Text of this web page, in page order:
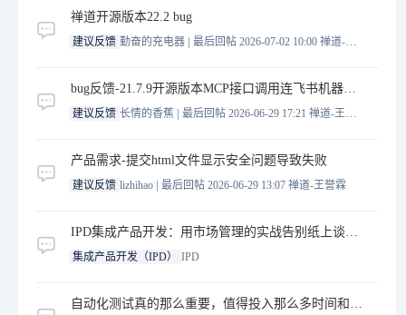
禅道开源版本22.2 bug
建议反馈 勤奋的充电器 | 最后回帖 2026-07-02 10:00 禅道-王誉霖
bug反馈-21.7.9开源版本MCP接口调用连飞书机器人通知，BaseURL丢失
建议反馈 长情的香蕉 | 最后回帖 2026-06-29 17:21 禅道-王誉霖
产品需求-提交html文件显示安全问题导致失败
建议反馈 lizhihao | 最后回帖 2026-06-29 13:07 禅道-王誉霖
IPD集成产品开发：用市场管理的实战告别纸上谈兵！
集成产品开发（IPD） IPD
自动化测试真的那么重要，值得投入那么多时间和成本吗？